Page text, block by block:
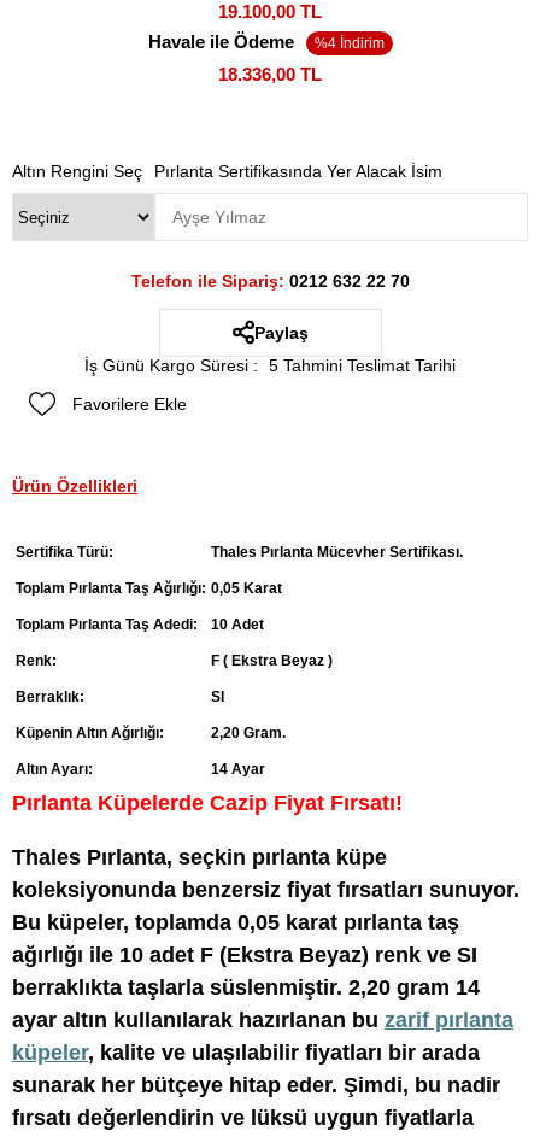
19.100,00 TL
Havale ile Ödeme
18.336,00 TL
Altın Rengini Seç Pırlanta Sertifikasında Yer Alacak İsim
Telefon ile Sipariş: 0212 632 22 70
Paylaş
İş Günü Kargo Süresi :
5 Tahmini Teslimat Tarihi
Favorilere Ekle
Ürün Özellikleri
Sertifika Türü: Thales Pırlanta Mücevher Sertifikası.
Toplam Pırlanta Taş Ağırlığı: 0,05 Karat
Toplam Pırlanta Taş Adedi: 10 Adet
Renk: F ( Ekstra Beyaz )
Berraklık: SI
Küpenin Altın Ağırlığı: 2,20 Gram.
Altın Ayarı: 14 Ayar
Pırlanta Küpelerde Cazip Fiyat Fırsatı!
Thales Pırlanta, seçkin pırlanta küpe
koleksiyonunda benzersiz fiyat fırsatları sunuyor.
Bu küpeler, toplamda 0,05 karat pırlanta taş
ağırlığı ile 10 adet F (Ekstra Beyaz) renk ve SI
berraklıkta taşlarla süslenmiştir. 2,20 gram 14
ayar altın kullanılarak hazırlanan bu zarif pırlanta
küpeler, kalite ve ulaşılabilir fiyatları bir arada
sunarak her bütçeye hitap eder. Şimdi, bu nadir
fırsatı değerlendirin ve lüksü uygun fiyatlarla